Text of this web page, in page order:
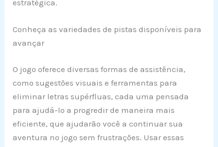
estratégica.
Conheça as variedades de pistas disponíveis para
avançar
O jogo oferece diversas formas de assistência,
como sugestões visuais e ferramentas para
eliminar letras supérfluas, cada uma pensada
para ajudá-lo a progredir de maneira mais
eficiente, que ajudarão você a continuar sua
aventura no jogo sem frustrações. Usar essas